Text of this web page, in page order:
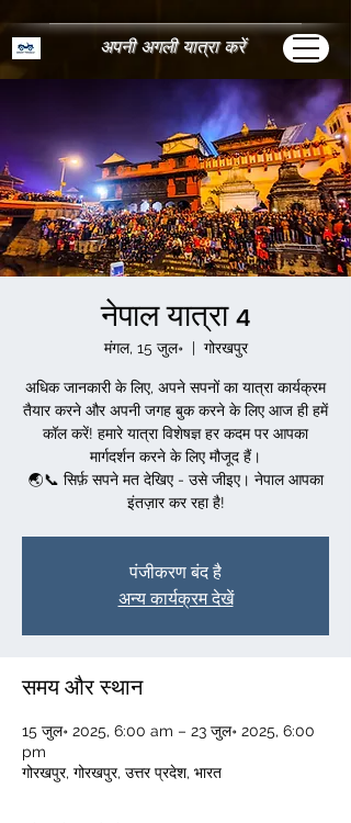
अपनी अगली यात्रा करें
नेपाल यात्रा 4
मंगल, 15 जुल॰
  |
गोरखपुर
अधिक जानकारी के लिए, अपने सपनों का यात्रा कार्यक्रम
तैयार करने और अपनी जगह बुक करने के लिए आज ही हमें
कॉल करें! हमारे यात्रा विशेषज्ञ हर कदम पर आपका
मार्गदर्शन करने के लिए मौजूद हैं।
🌏📞 सिर्फ़ सपने मत देखिए - उसे जीइए। नेपाल आपका
पंजीकरण बंद है
अन्य कार्यक्रम देखें
समय और स्थान
15 जुल॰ 2025, 6:00 am – 23 जुल॰ 2025, 6:00
pm
गोरखपुर, गोरखपुर, उत्तर प्रदेश, भारत